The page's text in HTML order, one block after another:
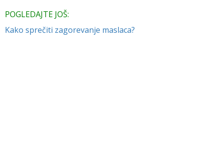
POGLEDAJTE JOŠ:
Kako sprečiti zagorevanje maslaca?